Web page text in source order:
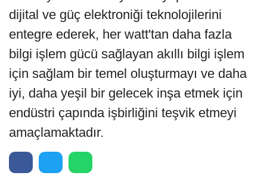
dijital ve güç elektroniği teknolojilerini
entegre ederek, her watt'tan daha fazla
bilgi işlem gücü sağlayan akıllı bilgi işlem
için sağlam bir temel oluşturmayı ve daha
iyi, daha yeşil bir gelecek inşa etmek için
endüstri çapında işbirliğini teşvik etmeyi
amaçlamaktadır.